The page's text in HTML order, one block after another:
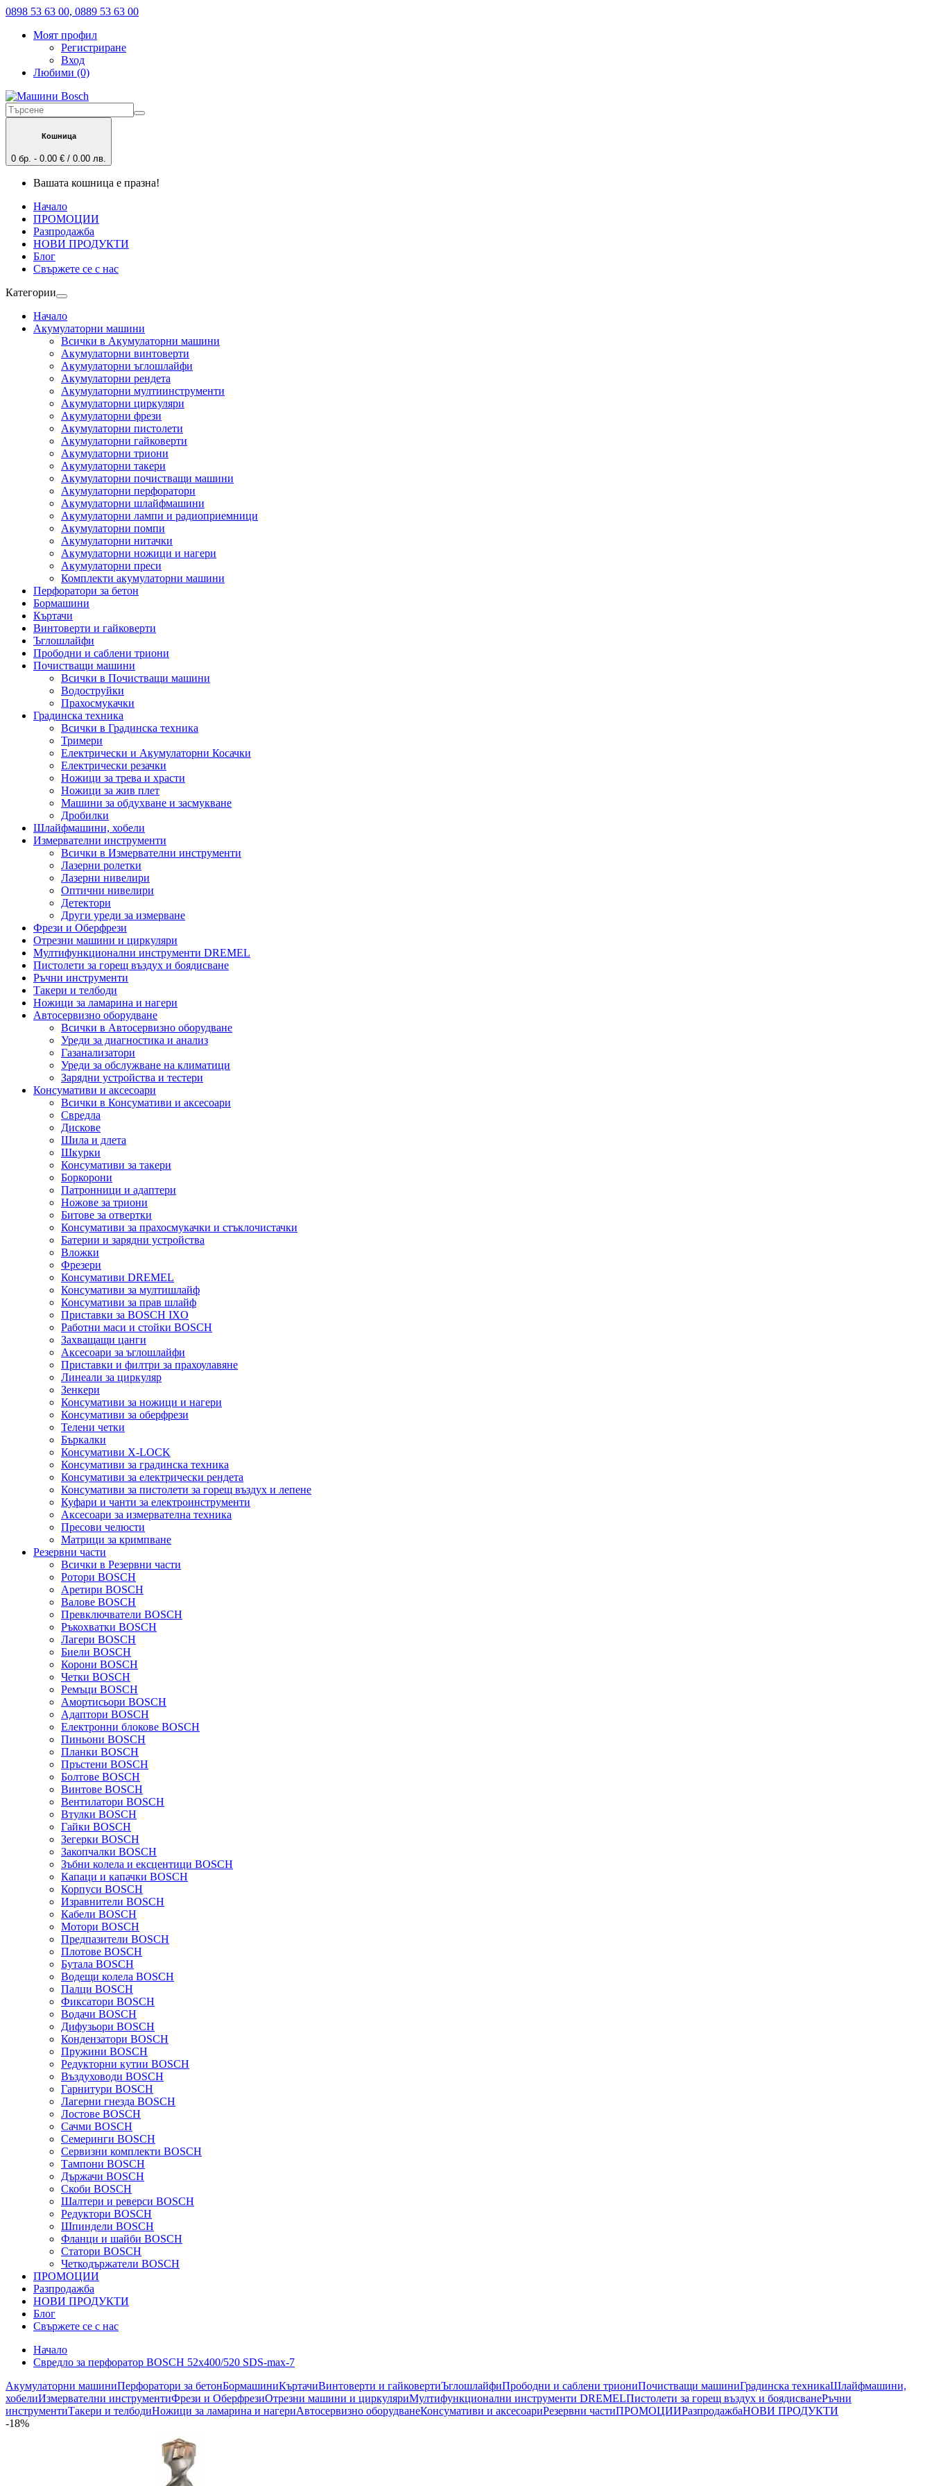
0898 53 63 00, 0889 53 63 00
Моят профил
Регистриране
Вход
Любими (0)
Кошница
0 бр. - 0.00 € / 0.00 лв.
Вашата кошница е празна!
Начало
ПРОМОЦИИ
Разпродажба
НОВИ ПРОДУКТИ
Блог
Свържете се с нас
Категории
Начало
Акумулаторни машини
Всички в Акумулаторни машини
Акумулаторни винтоверти
Акумулаторни ъглошлайфи
Акумулаторни рендета
Акумулаторни мултиинструменти
Акумулаторни циркуляри
Акумулаторни фрези
Акумулаторни пистолети
Акумулаторни гайковерти
Акумулаторни триони
Акумулаторни такери
Акумулаторни почистващи машини
Акумулаторни перфоратори
Акумулаторни шлайфмашини
Акумулаторни лампи и радиоприемници
Акумулаторни помпи
Акумулаторни нитачки
Акумулаторни ножици и нагери
Акумулаторни преси
Комплекти акумулаторни машини
Перфоратори за бетон
Бормашини
Къртачи
Винтоверти и гайковерти
Ъглошлайфи
Прободни и саблени триони
Почистващи машини
Всички в Почистващи машини
Водоструйки
Прахосмукачки
Градинска техника
Всички в Градинска техника
Тримери
Електрически и Акумулаторни Косачки
Електрически резачки
Ножици за трева и храсти
Ножици за жив плет
Машини за обдухване и засмукване
Дробилки
Шлайфмашини, хобели
Измервателни инструменти
Всички в Измервателни инструменти
Лазерни ролетки
Лазерни нивелири
Оптични нивелири
Детектори
Други уреди за измерване
Фрези и Оберфрези
Отрезни машини и циркуляри
Мултифункционални инструменти DREMEL
Пистолети за горещ въздух и боядисване
Ръчни инструменти
Такери и телбоди
Ножици за ламарина и нагери
Автосервизно оборудване
Всички в Автосервизно оборудване
Уреди за диагностика и анализ
Газанализатори
Уреди за обслужване на климатици
Зарядни устройства и тестери
Консумативи и аксесоари
Всички в Консумативи и аксесоари
Свредла
Дискове
Шила и длета
Шкурки
Консумативи за такери
Боркорони
Патронници и адаптери
Ножове за триони
Битове за отвертки
Консумативи за прахосмукачки и стъклочистачки
Батерии и зарядни устройства
Вложки
Фрезери
Консумативи DREMEL
Консумативи за мултишлайф
Консумативи за прав шлайф
Приставки за BOSCH IXO
Работни маси и стойки BOSCH
Захващащи цанги
Аксесоари за ъглошлайфи
Приставки и филтри за прахоулавяне
Линеали за циркуляр
Зенкери
Консумативи за ножици и нагери
Консумативи за оберфрези
Телени четки
Бъркалки
Консумативи X-LOCK
Консумативи за градинска техника
Консумативи за електрически рендета
Консумативи за пистолети за горещ въздух и лепене
Куфари и чанти за електроинструменти
Аксесоари за измервателна техника
Пресови челюсти
Матрици за кримпване
Резервни части
Всички в Резервни части
Ротори BOSCH
Аретири BOSCH
Валове BOSCH
Превключватели BOSCH
Ръкохватки BOSCH
Лагери BOSCH
Биели BOSCH
Корони BOSCH
Четки BOSCH
Ремъци BOSCH
Амортисьори BOSCH
Адаптори BOSCH
Електронни блокове BOSCH
Пиньони BOSCH
Планки BOSCH
Пръстени BOSCH
Болтове BOSCH
Винтове BOSCH
Вентилатори BOSCH
Втулки BOSCH
Гайки BOSCH
Зегерки BOSCH
Закопчалки BOSCH
Зъбни колела и ексцентици BOSCH
Капаци и капачки BOSCH
Корпуси BOSCH
Изравнители BOSCH
Кабели BOSCH
Мотори BOSCH
Предпазители BOSCH
Плотове BOSCH
Бутала BOSCH
Водещи колела BOSCH
Палци BOSCH
Фиксатори BOSCH
Водачи BOSCH
Дифузьори BOSCH
Кондензатори BOSCH
Пружини BOSCH
Редукторни кутии BOSCH
Въздуховоди BOSCH
Гарнитури BOSCH
Лагерни гнезда BOSCH
Лостове BOSCH
Сачми BOSCH
Семеринги BOSCH
Сервизни комплекти BOSCH
Тампони BOSCH
Държачи BOSCH
Скоби BOSCH
Шалтери и реверси BOSCH
Редуктори BOSCH
Шпиндели BOSCH
Фланци и шайби BOSCH
Статори BOSCH
Четкодържатели BOSCH
ПРОМОЦИИ
Разпродажба
НОВИ ПРОДУКТИ
Блог
Свържете се с нас
Начало
Свредло за перфоратор BOSCH 52x400/520 SDS-max-7
Акумулаторни машиниПерфоратори за бетонБормашиниКъртачиВинтоверти и гайковертиЪглошлайфиПрободни и саблени триониПочистващи машиниГрадинска техникаШлайфмашини,
хобелиИзмервателни инструментиФрези и ОберфрезиОтрезни машини и циркуляриМултифункционални инструменти DREMELПистолети за горещ въздух и боядисванеРъчни
инструментиТакери и телбодиНожици за ламарина и нагериАвтосервизно оборудванеКонсумативи и аксесоариРезервни частиПРОМОЦИИРазпродажбаНОВИ ПРОДУКТИ
-18%